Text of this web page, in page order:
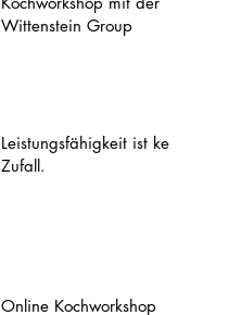
Wittenstein Group
Leistungsfähigkeit ist kein
Zufall.
Online Kochworkshop